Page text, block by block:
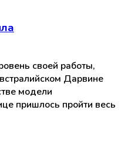
своей работы,
Дарвине
модели
пришлось пройти весь